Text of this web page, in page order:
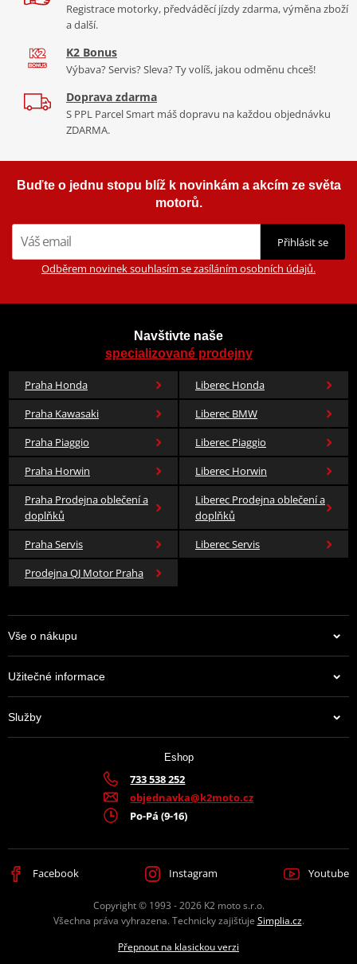
Registrace motorky, předváděcí jízdy zdarma, výměna zboží
a další.
K2 Bonus
Výbava? Servis? Sleva? Ty volíš, jakou odměnu chceš!
Doprava zdarma
S PPL Parcel Smart máš dopravu na každou objednávku
ZDARMA.
Buďte o jednu stopu blíž k novinkám a akcím ze světa
motorů.
Přihlásit se
Odběrem novinek souhlasím se zasíláním osobních údajů.
Navštivte naše
specializované prodejny
Praha Honda
Liberec Honda
Praha Kawasaki
Liberec BMW
Praha Piaggio
Liberec Piaggio
Praha Horwin
Liberec Horwin
Praha Prodejna oblečení a
doplňků
Liberec Prodejna oblečení a
doplňků
Praha Servis
Liberec Servis
Prodejna QJ Motor Praha
Vše o nákupu
Užitečné informace
Služby
Eshop
733 538 252
objednavka@k2moto.cz
Po-Pá (9-16)
Facebook Instagram Youtube
Copyright © 1993 - 2026 K2 moto s.r.o.
Všechna práva vyhrazena. Technicky zajišťuje Simplia.cz.
Přepnout na klasickou verzi